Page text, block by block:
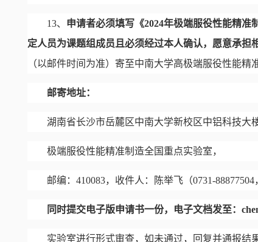
13、 申请者必须填写《2024年极端服役性能精准
定人员为课题组成员且必须经过本人确认，愿意承担
（以邮件时间为准）寄至中南大学高极端服役性能精
邮寄地址：
湖南省长沙市岳麓区中南大学新校区中铝科技大
极端服役性能精准制造全国重点实验室，
邮编： 410083，收件人：陈举飞（0731-88877504
同时提交电子版申请书一份，电子文档发至：
实验室进行形式审查，如未通过，回复并通报结